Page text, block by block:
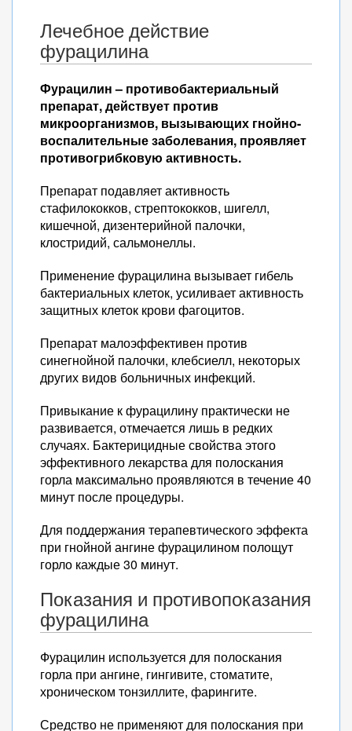
Лечебное действие
фурацилина
Фурацилин – противобактериальный
препарат, действует против
микроорганизмов, вызывающих гнойно-
воспалительные заболевания, проявляет
противогрибковую активность.
Препарат подавляет активность
стафилококков, стрептококков, шигелл,
кишечной, дизентерийной палочки,
клостридий, сальмонеллы.
Применение фурацилина вызывает гибель
бактериальных клеток, усиливает активность
защитных клеток крови фагоцитов.
Препарат малоэффективен против
синегнойной палочки, клебсиелл, некоторых
других видов больничных инфекций.
Привыкание к фурацилину практически не
развивается, отмечается лишь в редких
случаях. Бактерицидные свойства этого
эффективного лекарства для полоскания
горла максимально проявляются в течение 40
минут после процедуры.
Для поддержания терапевтического эффекта
при гнойной ангине фурацилином полощут
горло каждые 30 минут.
Показания и противопоказания
фурацилина
Фурацилин используется для полоскания
горла при ангине, гингивите, стоматите,
хроническом тонзиллите, фарингите.
Средство не применяют для полоскания при